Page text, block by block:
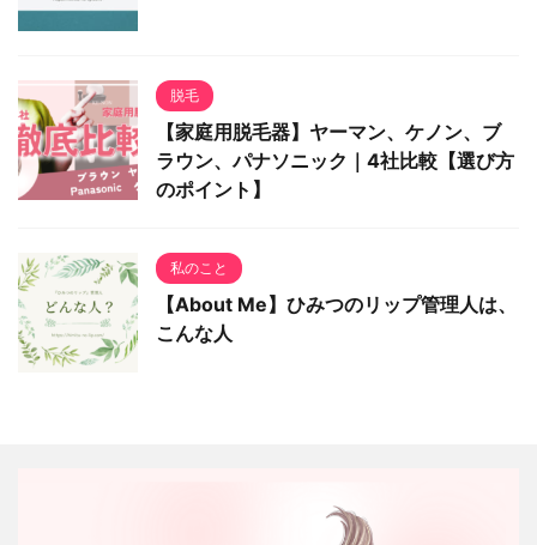
脱毛
【家庭用脱毛器】ヤーマン、ケノン、ブ
ラウン、パナソニック｜4社比較【選び方
のポイント】
私のこと
【About Me】ひみつのリップ管理人は、
こんな人